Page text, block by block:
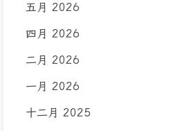
五月 2026
四月 2026
二月 2026
一月 2026
十二月 2025